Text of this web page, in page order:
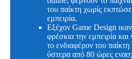
του παίκτη χωρίς
εμπειρία.
Εξέχον Game Design
φρέσκια την εμπειρία και
το ενδιαφέρον του
ύστερα από 80 ώρες